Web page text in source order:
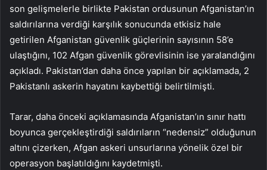
son gelişmelerle birlikte Pakistan ordusunun Afganistan’ın
saldırılarına verdiği karşılık sonucunda etkisiz hale
getirilen Afganistan güvenlik güçlerinin sayısının 58’e
ulaştığını, 102 Afgan güvenlik görevlisinin ise yaralandığını
açıkladı. Pakistan’dan daha önce yapılan bir açıklamada, 2
Pakistanlı askerin hayatını kaybettiği belirtilmişti.
Tarar, daha önceki açıklamasında Afganistan’ın sınır hattı
boyunca gerçekleştirdiği saldırıların “nedensiz” olduğunun
altını çizerken, Afgan askeri unsurlarına yönelik özel bir
operasyon başlatıldığını kaydetmişti.